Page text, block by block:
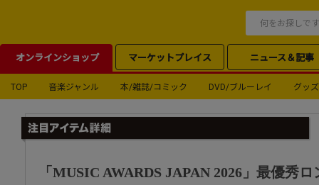
オンラインショップ マーケットプレイス ニュース＆記事
TOP 音楽ジャンル 本/雑誌/コミック DVD/ブルーレイ グッズ
「MUSIC AWARDS JAPAN 2026」最優秀